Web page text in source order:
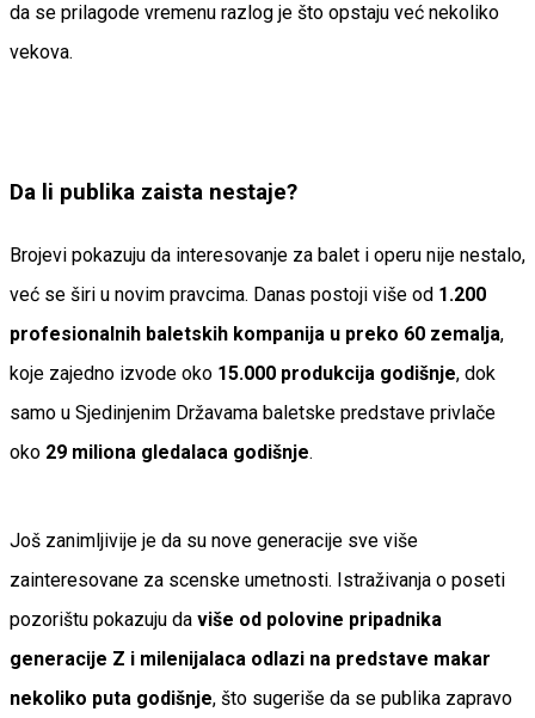
da se prilagode vremenu razlog je što opstaju već nekoliko
vekova.
Da li publika zaista nestaje?
Brojevi pokazuju da interesovanje za balet i operu nije nestalo,
već se širi u novim pravcima. Danas postoji više od 1.200
profesionalnih baletskih kompanija u preko 60 zemalja,
koje zajedno izvode oko 15.000 produkcija godišnje, dok
samo u Sjedinjenim Državama baletske predstave privlače
oko 29 miliona gledalaca godišnje.
Još zanimljivije je da su nove generacije sve više
zainteresovane za scenske umetnosti. Istraživanja o poseti
pozorištu pokazuju da više od polovine pripadnika
generacije Z i milenijalaca odlazi na predstave makar
nekoliko puta godišnje, što sugeriše da se publika zapravo